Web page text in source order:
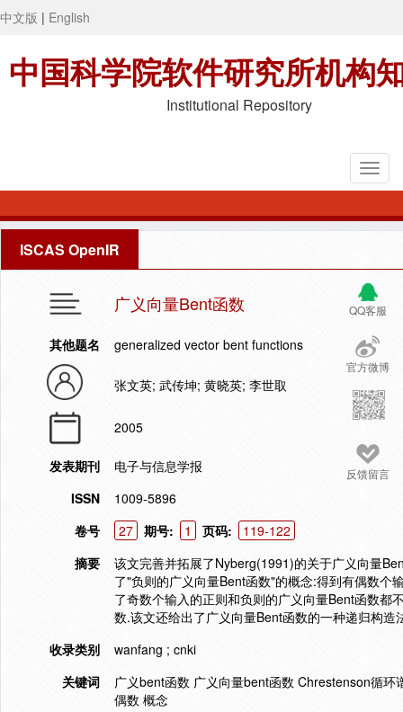
中文版 | English
中国科学院软件研究所机构
Institutional Repository
ISCAS OpenIR
QQ客服
官方微博
反馈留言
广义向量Bent函数
其他题名 generalized vector bent functions
张文英; 武传坤; 黄晓英; 李世取
2005
发表期刊
电子与信息学报
ISSN
1009-5896
卷号
27 期号: 1 页码:
119-122
摘要
该文完善并拓展了Nyberg(1991)的关于广义向量
了"负则的广义向量Bent函数"的概念:得到有偶数个
了奇数个输入的正则和负则的广义向量Bent函数都
数.该文还给出了广义向量Bent函数的一种递归构造
收录类别
wanfang ; cnki
关键词
广义bent函数 广义向量bent函数 Chrestenson循
偶数 概念